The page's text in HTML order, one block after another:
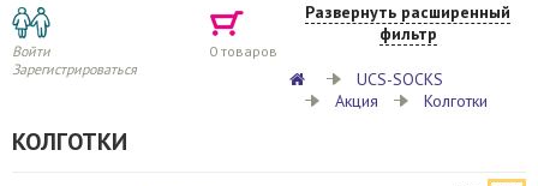
Войти
Зарегистрироваться
0 товаров
Развернуть расширенный
фильтр
UCS-SOCKS
Акция
Колготки
КОЛГОТКИ